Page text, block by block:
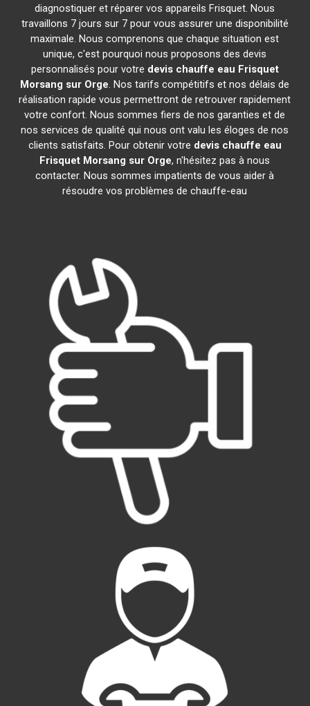
diagnostiquer et réparer vos appareils Frisquet. Nous
travaillons 7 jours sur 7 pour vous assurer une disponibilité
maximale. Nous comprenons que chaque situation est
unique, c'est pourquoi nous proposons des devis
personnalisés pour votre devis chauffe eau Frisquet
Morsang sur Orge. Nos tarifs compétitifs et nos délais de
réalisation rapide vous permettront de retrouver rapidement
votre confort. Nous sommes fiers de nos garanties et de
nos services de qualité qui nous ont valu les éloges de nos
clients satisfaits. Pour obtenir votre devis chauffe eau
Frisquet Morsang sur Orge, n'hésitez pas à nous
contacter. Nous sommes impatients de vous aider à
résoudre vos problèmes de chauffe-eau